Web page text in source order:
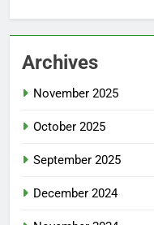
Archives
November 2025
October 2025
September 2025
December 2024